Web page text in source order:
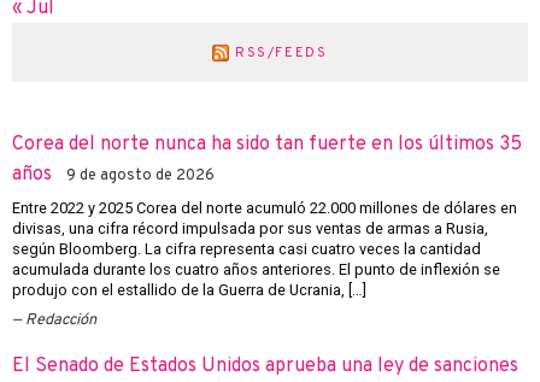
« Jul
RSS/FEEDS
Corea del norte nunca ha sido tan fuerte en los últimos 35
años
9 de agosto de 2026
Entre 2022 y 2025 Corea del norte acumuló 22.000 millones de dólares en
divisas, una cifra récord impulsada por sus ventas de armas a Rusia,
según Bloomberg. La cifra representa casi cuatro veces la cantidad
acumulada durante los cuatro años anteriores. El punto de inflexión se
produjo con el estallido de la Guerra de Ucrania, […]
Redacción
El Senado de Estados Unidos aprueba una ley de sanciones